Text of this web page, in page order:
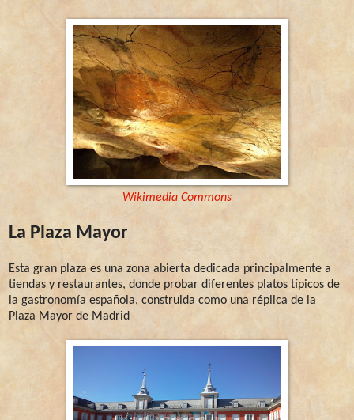
Wikimedia Commons
La Plaza Mayor
Esta gran plaza es una zona abierta dedicada principalmente a
tiendas y restaurantes, donde probar diferentes platos típicos de
la gastronomía española, construida como una réplica de la
Plaza Mayor de Madrid